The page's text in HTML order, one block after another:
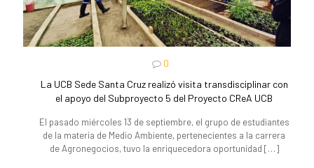
0
La UCB Sede Santa Cruz realizó visita transdisciplinar con
el apoyo del Subproyecto 5 del Proyecto CReA UCB
El pasado miércoles 13 de septiembre, el grupo de estudiantes
de la materia de Medio Ambiente, pertenecientes a la carrera
de Agronegocios, tuvo la enriquecedora oportunidad […]